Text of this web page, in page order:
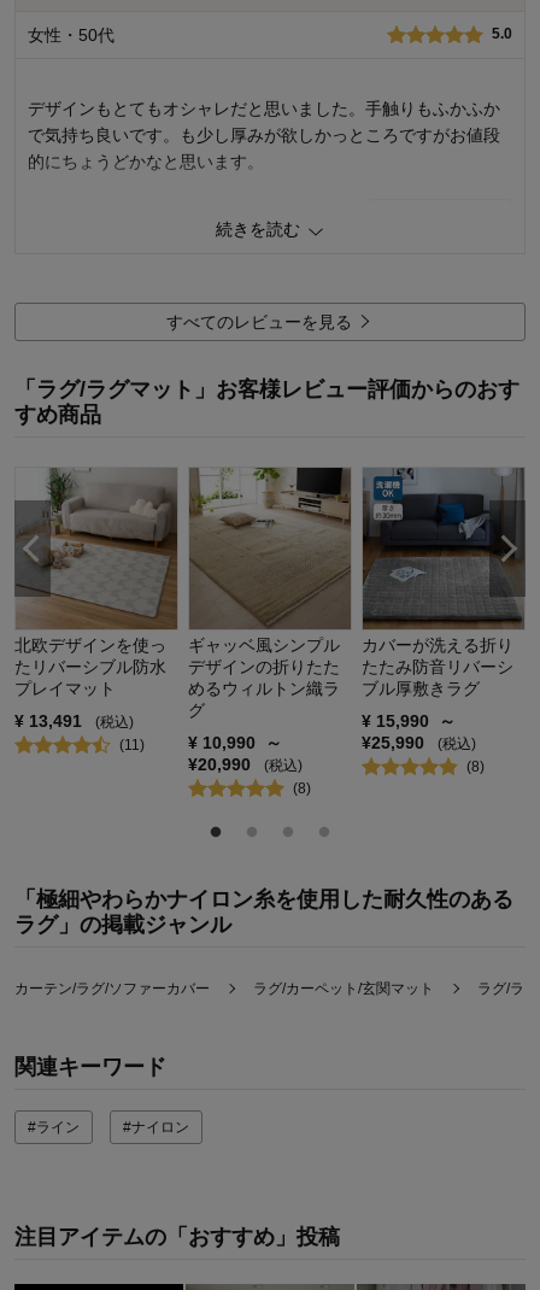
購入商品： ベージュ, 約130×190
購入のきっかけ： 買い替え
女性・50代 5.0
デザインもとてもオシャレだと思いました。手触りもふかふか
で気持ち良いです。も少し厚みが欲しかっところですがお値段
的にちょうどかなと思います。
使用感・使いやすさ
5.0
デザイン・色
5.0
購入商品： ライトグレー, 約130×190
使用場所： リビング
続きを読む
すべてのレビューを見る
「ラグ/ラグマット」お客様レビュー評価からのおす
すめ商品
北欧デザインを使っ
たリバーシブル防水
プレイマット
¥ 13,491
(税込)
(11 )
ギャッベ風シンプル
デザインの折りたた
めるウィルトン織ラ
グ
¥ 10,990
～
¥20,990
(税込)
(8)
カバーが洗える折り
たたみ防音リバーシ
ブル厚敷きラグ
¥ 15,990
～
¥25,990
(税込)
(8)
「極細やわらかナイロン糸を使用した耐久性のある
ラグ」の掲載ジャンル
カーテン/ラグ/ソファーカバー ラグ/カーペット/玄関マット ラグ/ラ
関連キーワード
#ライン #ナイロン
注目アイテムの「おすすめ」投稿